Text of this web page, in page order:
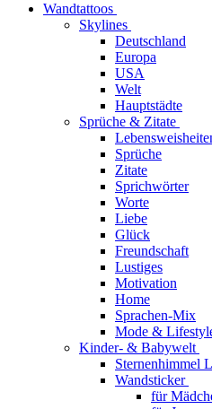
Wandtattoos
Skylines
Deutschland
Europa
USA
Welt
Hauptstädte
Sprüche & Zitate
Sprüche
Zitate
Sprichwörter
Worte
Liebe
Glück
Freundschaft
Lustiges
Motivation
Home
Sprachen-Mix
Mode &
Kinder- & Babywelt
Sternenhimmel
Wandsticker
für